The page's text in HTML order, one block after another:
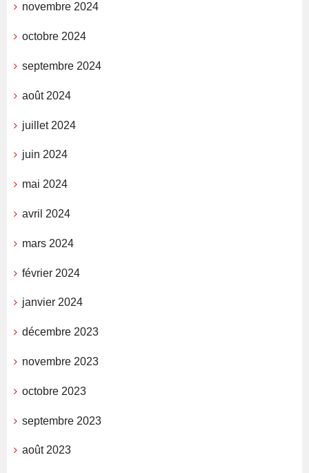
novembre 2024
octobre 2024
septembre 2024
août 2024
juillet 2024
juin 2024
mai 2024
avril 2024
mars 2024
février 2024
janvier 2024
décembre 2023
novembre 2023
octobre 2023
septembre 2023
août 2023